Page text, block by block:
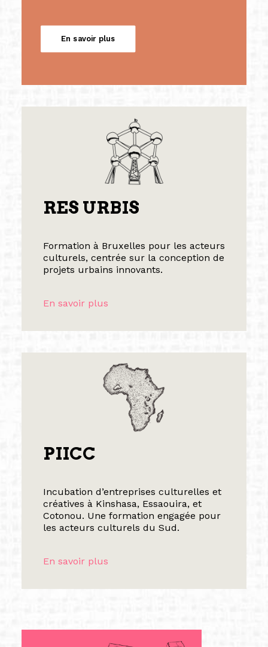
En savoir plus
RES URBIS
Formation à Bruxelles pour les acteurs
culturels, centrée sur la conception de
projets urbains innovants.
En savoir plus
PIICC
Incubation d’entreprises culturelles et
créatives à Kinshasa, Essaouira, et
Cotonou. Une formation engagée pour
les acteurs culturels du Sud.
En savoir plus